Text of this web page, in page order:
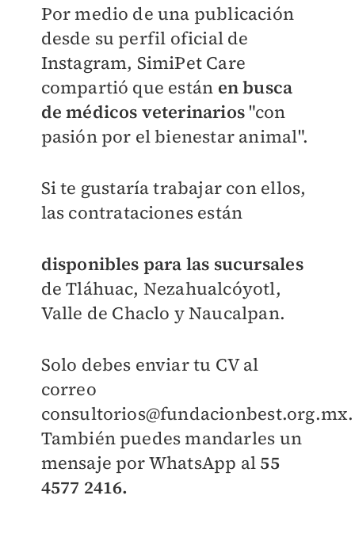
Por medio de una publicación
desde su perfil oficial de
Instagram, SimiPet Care
compartió que están en busca
de médicos veterinarios"con
pasión por el bienestar animal".
Si te gustaría trabajar con ellos,
las contrataciones están
disponibles para las sucursales
de Tláhuac, Nezahualcóyotl,
Valle de Chaclo y Naucalpan.
Solo debes enviar tu CV al
correo
consultorios@fundacionbest.org.mx.
También puedes mandarles un
mensaje por WhatsApp al 55
4577 2416.